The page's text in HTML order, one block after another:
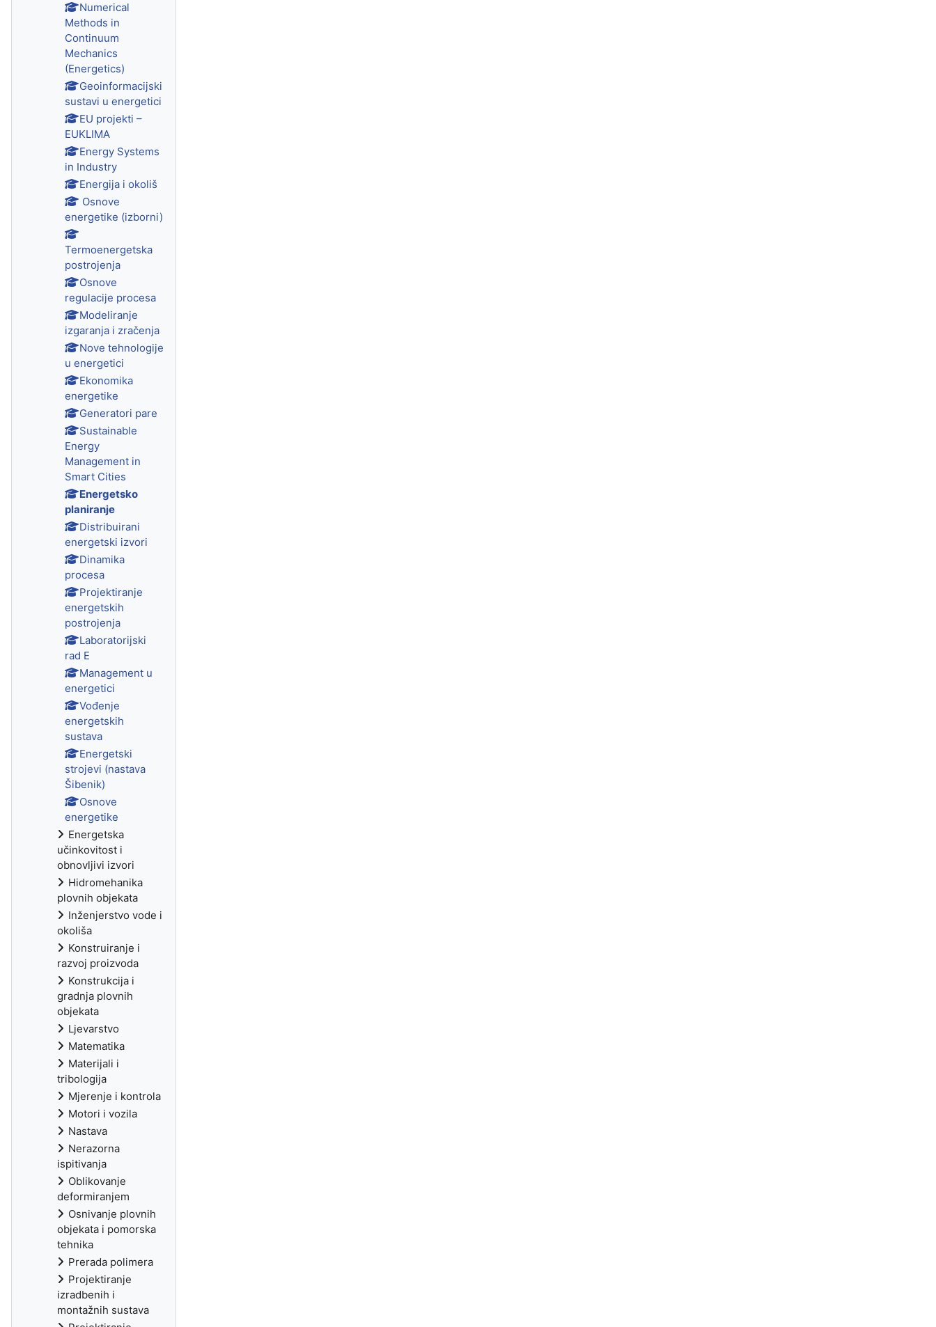
Numerical
Methods in
Continuum
Mechanics
(Energetics)
Geoinformacijski
sustavi u energetici
EU projekti –
EUKLIMA
Energy Systems
in Industry
Energija i okoliš
Osnove
energetike (izborni)
Termoenergetska
postrojenja
Osnove
regulacije procesa
Modeliranje
izgaranja i zračenja
Nove tehnologije
u energetici
Ekonomika
energetike
Generatori pare
Sustainable
Energy
Management in
Smart Cities
Energetsko
planiranje
Distribuirani
energetski izvori
Dinamika
procesa
Projektiranje
energetskih
postrojenja
Laboratorijski
rad E
Management u
energetici
Vođenje
energetskih
sustava
Energetski
strojevi (nastava
Šibenik)
Osnove
energetike
Energetska
učinkovitost i
obnovljivi izvori
Hidromehanika
plovnih objekata
Inženjerstvo vode i
okoliša
Konstruiranje i
razvoj proizvoda
Konstrukcija i
gradnja plovnih
objekata
Ljevarstvo
Matematika
Materijali i
tribologija
Mjerenje i kontrola
Motori i vozila
Nastava
Nerazorna
ispitivanja
Oblikovanje
deformiranjem
Osnivanje plovnih
objekata i pomorska
tehnika
Prerada polimera
Projektiranje
izradbenih i
montažnih sustava